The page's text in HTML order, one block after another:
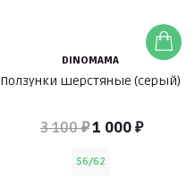
DINOMAMA
Ползунки шерстяные (серый)
3 100 ₽1 000 ₽
56/62